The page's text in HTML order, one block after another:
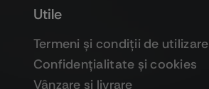
Utile
Termeni şi condiţii de utilizare
Confidenţialitate şi cookies
Vânzare şi livrare